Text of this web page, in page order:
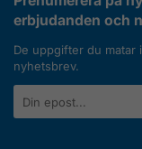
erbjudanden och
De uppgifter du matar
nyhetsbrev.
postadress